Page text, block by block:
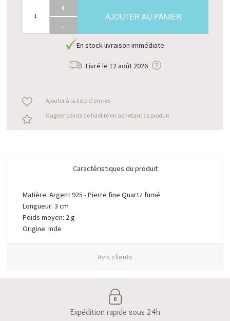
+
-
AJOUTER AU PANIER
En stock livraison immédiate
Livré le 12 août 2026
Ajouter à la liste d'envies
Gagner points de fidélité en achetant ce produit
Caractéristiques du produit
Matière: Argent 925 - Pierre fine Quartz fumé
Longueur: 3 cm
Poids moyen: 2 g
Origine: Inde
Avis clients
Expédition rapide sous 24h